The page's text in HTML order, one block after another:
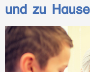
und zu Hause